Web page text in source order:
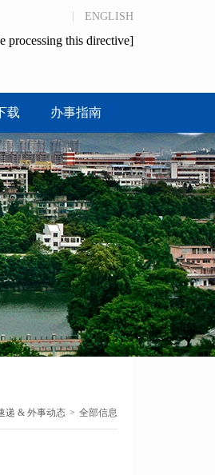
ENGLISH
processing this directive]
载 办事指南
递 & 外事动态 > 全部信息